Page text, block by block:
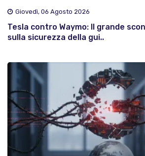
Giovedì, 06 Agosto 2026
Tesla contro Waymo: Il grande
sulla sicurezza della gui..